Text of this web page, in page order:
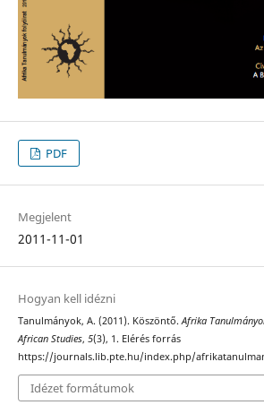
PDF
Megjelent
2011-11-01
Hogyan kell idézni
Tanulmányok, A. (2011). Köszöntő.Afrika
African Studies, 5(3), 1. Elérés forrás
https://journals.lib.pte.hu/index.php/
Idézet formátumok